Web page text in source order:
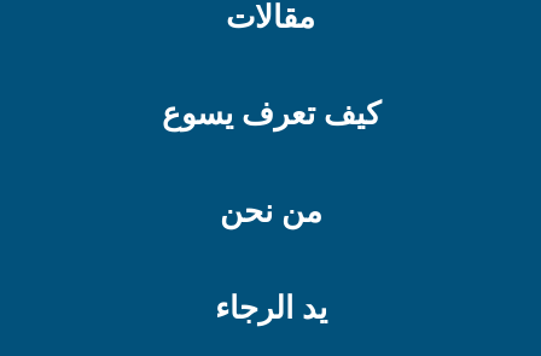
مقالات
كيف تعرف يسوع
من نحن
يد الرجاء